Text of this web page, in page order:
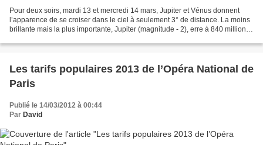
Pour deux soirs, mardi 13 et mercredi 14 mars, Jupiter et Vénus donnent
l’apparence de se croiser dans le ciel à seulement 3° de distance. La moins
brillante mais la plus importante, Jupiter (magnitude - 2), erre à 840 millions
Les tarifs populaires 2013 de l’Opéra National de
Paris
Publié le 14/03/2012 à 00:44
Par David